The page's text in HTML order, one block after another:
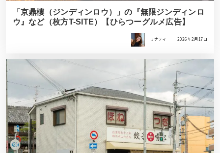
「京鼎樓（ジンディンロウ）」の『無限ジンディンロ
ウ』など（枚方T-SITE）【ひらつーグルメ広告】
リナティ 2026年2月17日